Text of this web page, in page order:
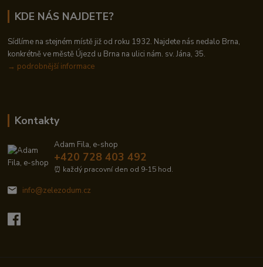
KDE NÁS NAJDETE?
Sídlíme na stejném místě již od roku 1932. Najdete nás nedalo Brna,
konkrétně ve městě Újezd u Brna na ulici nám. sv. Jána, 35.
→ podrobnější informace
Kontakty
Adam Fila, e-shop
+420 728 403 492
⏰ každý pracovní den od 9-15 hod.
info@zelezodum.cz